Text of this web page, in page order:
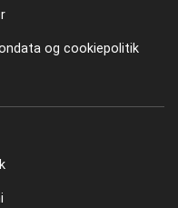
og cookiepolitik